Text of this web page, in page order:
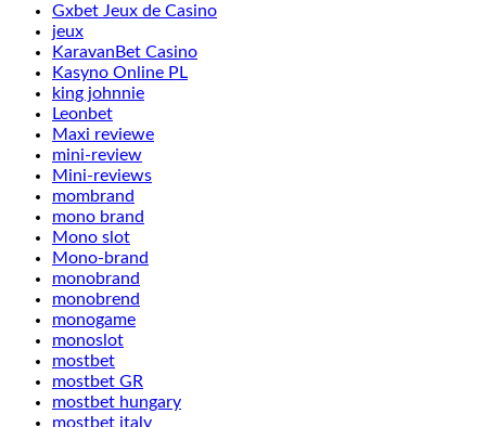
Gxbet Jeux de Casino
jeux
KaravanBet Casino
Kasyno Online PL
king johnnie
Leonbet
Maxi reviewe
mini-review
Mini-reviews
mombrand
mono brand
Mono slot
Mono-brand
monobrand
monobrend
monogame
monoslot
mostbet
mostbet GR
mostbet hungary
mostbet italy